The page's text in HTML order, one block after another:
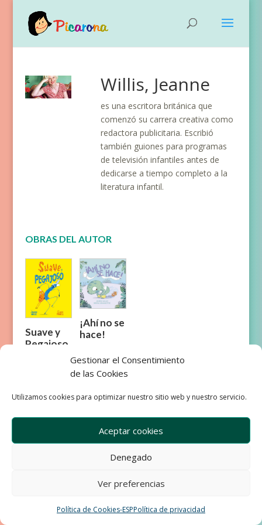
Gestionar el Consentimiento
de las Cookies
Utilizamos cookies para optimizar nuestro sitio web y nuestro servicio.
Aceptar cookies
Denegado
Ver preferencias
Política de Cookies-ESPPolítica de privacidad
Willis, Jeanne
es una escritora británica que
comenzó su carrera creativa como
redactora publicitaria. Escribió
también guiones para programas
de televisión infantiles antes de
dedicarse a tiempo completo a la
literatura infantil.
OBRAS DEL AUTOR
Suave y
Pegajoso
¡Ahí no se
hace!
Empresa
Aviso Legal
Condiciones de Venta
Política de privacidad
Política de Cookies
Development & Design by Ixole